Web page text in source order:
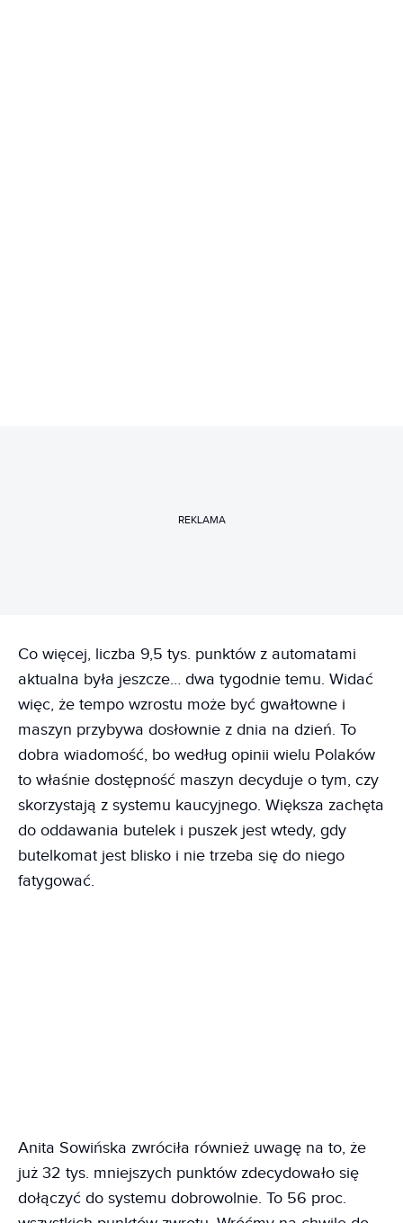
REKLAMA
Co więcej, liczba 9,5 tys. punktów z automatami
aktualna była jeszcze… dwa tygodnie temu. Widać
więc, że tempo wzrostu może być gwałtowne i
maszyn przybywa dosłownie z dnia na dzień. To
dobra wiadomość, bo według opinii wielu Polaków
to właśnie dostępność maszyn decyduje o tym, czy
skorzystają z systemu kaucyjnego. Większa zachęta
do oddawania butelek i puszek jest wtedy, gdy
butelkomat jest blisko i nie trzeba się do niego
fatygować.
Anita Sowińska zwróciła również uwagę na to, że
już 32 tys. mniejszych punktów zdecydowało się
dołączyć do systemu dobrowolnie. To 56 proc.